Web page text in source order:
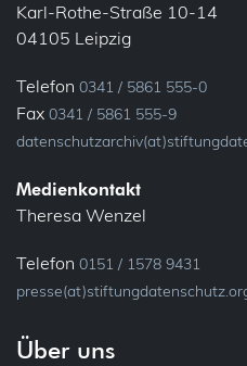
Karl-Rothe-Straße 10-14
04105 Leipzig
Telefon 0341 / 5861 555-0
Fax 0341 / 5861 555-9
Medienkontakt
Theresa Wenzel
Telefon 0151 / 1578 9431
Über uns